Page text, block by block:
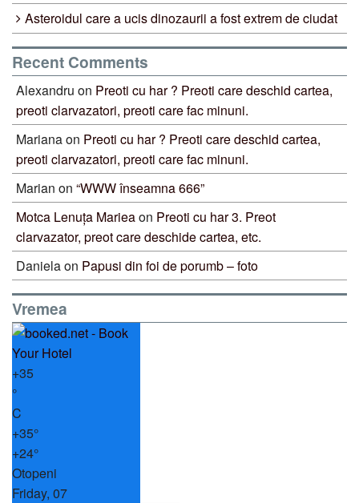
Asteroidul care a ucis dinozaurii a fost extrem de ciudat
Recent Comments
Alexandru on Preoti cu har ? Preoti care deschid cartea,
preoti clarvazatori, preoti care fac minuni.
Marianaon Preoti cu har ? Preoti care deschid cartea,
preoti clarvazatori, preoti care fac minuni.
Marian on “WWW înseamna 666”
Motca Lenuța Marieaon Preoti cu har 3. Preot
clarvazator, preot care deschide cartea, etc.
Danielaon Papusi din foi de porumb – foto
Vremea
+35
°
C
+35°
+24°
Otopeni
Friday, 07